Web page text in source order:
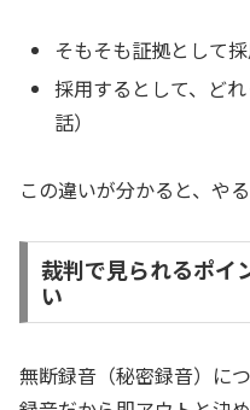
そもそも証拠として
採用するとして、ど
話）
この違いが分かると、や
裁判で見られるポイ
い
無断録音（秘密録音）に